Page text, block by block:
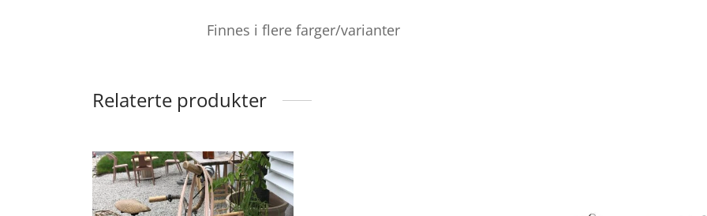
Finnes i flere farger/varianter
Relaterte produkter